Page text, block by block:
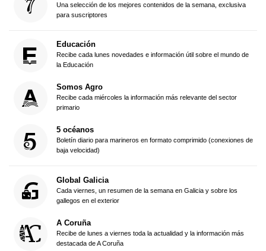
Una selección de los mejores contenidos de la semana, exclusiva
para suscriptores
Educación
Recibe cada lunes novedades e información útil sobre el mundo de
la Educación
Somos Agro
Recibe cada miércoles la información más relevante del sector
primario
5 océanos
Boletín diario para marineros en formato comprimido (conexiones de
baja velocidad)
Global Galicia
Cada viernes, un resumen de la semana en Galicia y sobre los
gallegos en el exterior
A Coruña
Recibe de lunes a viernes toda la actualidad y la información más
destacada de A Coruña